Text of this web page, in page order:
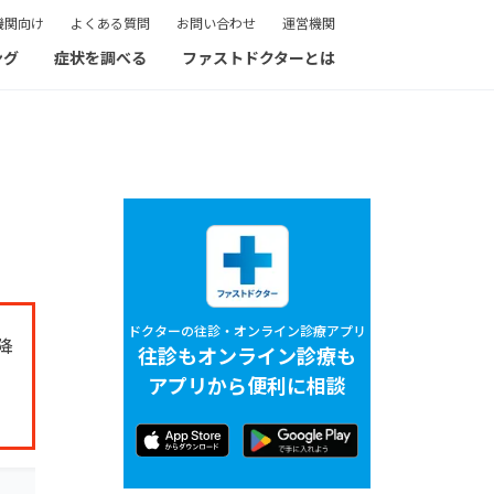
関向け よくある質問 お問い合わせ 運営機関
症状を調べる ファストドクターとは
ドクターの往診・オンライン診療アプリ
往診もオンライン診療も
アプリから便利に相談